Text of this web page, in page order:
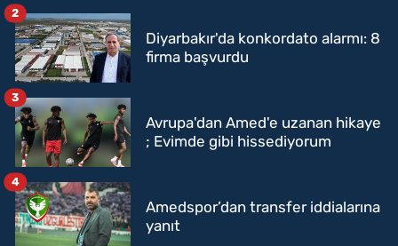
Diyarbakır'da konkordato alarmı: 8
firma başvurdu
2
Avrupa'dan Amed'e uzanan hikaye
; Evimde gibi hissediyorum
3
Amedspor’dan transfer iddialarına
yanıt
4